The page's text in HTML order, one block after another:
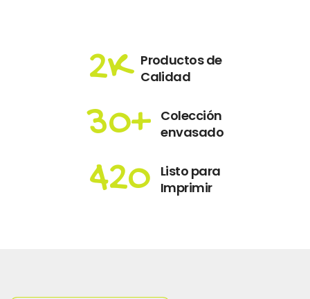
2K
Productos de
Calidad
30+
Colección
envasado
420
Listo para
Imprimir